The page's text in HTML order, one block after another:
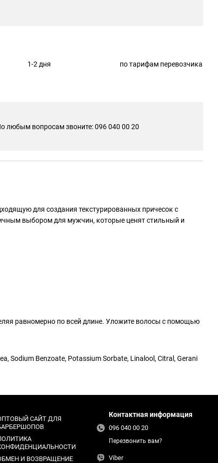
1-2 дня по тарифам перевозчика
любым вопросам звоните: 096 040 00 20
для создания текстурированных причесок с
выбором для мужчин, которые ценят стильный и
равномерно по всей длине. Уложите волосы с помощью
Sodium Benzoate, Potassium Sorbate, Linalool, Citral, Gerani
САЙТ ДЛЯ
И ВОЗВРАЩЕНИЕ
Контактная информация
096 040 00 20
Перезвонить вам?
Viber